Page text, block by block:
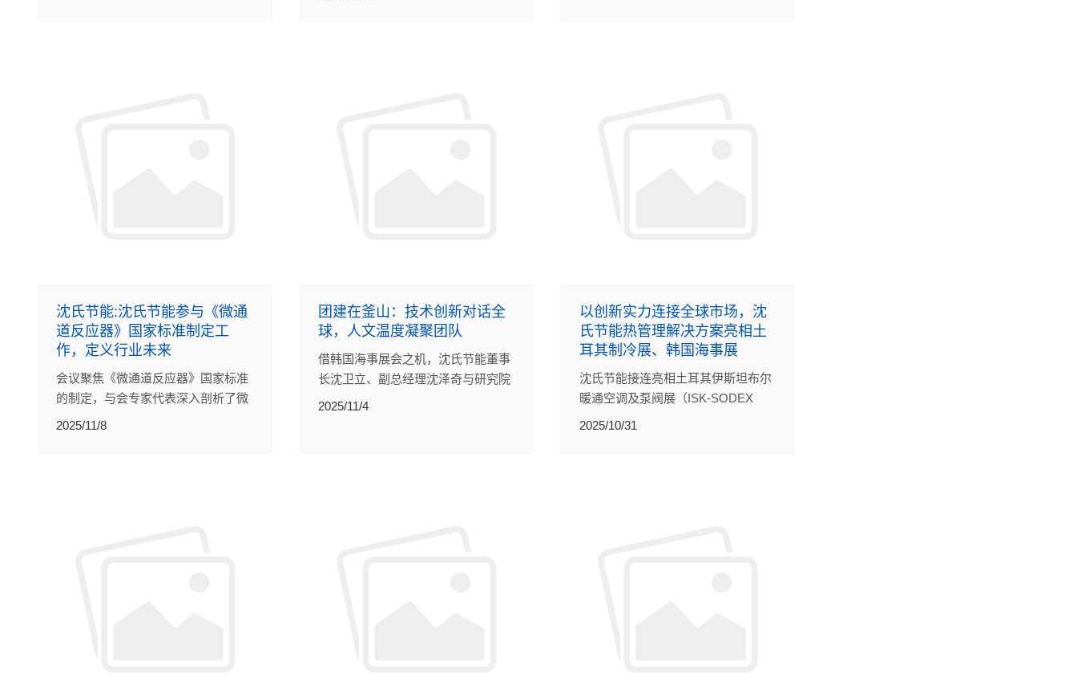
沈氏节能:沈氏节能参与《微通
道反应器》国家标准制定工
作，定义行业未来
会议聚焦《微通道反应器》国家标准
的制定，与会专家代表深入剖析了微
通道反应器对推动化工产业绿色智能
2025/11/8
团建在釜山：技术创新对话全
球，人文温度凝聚团队
借韩国海事展会之机，沈氏节能董事
长沈卫立、副总经理沈泽奇与研究院
的技术专家专程前来，与韩国本地团
2025/11/4
以创新实力连接全球市场，沈
氏节能热管理解决方案亮相土
耳其制冷展、韩国海事展
沈氏节能接连亮相土耳其伊斯坦布尔
暖通空调及泵阀展（ISK-SODEX
2025）与韩国釜山国际海事展
2025/10/31